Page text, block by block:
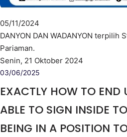
05/11/2024
DANYON DAN WADANYON terpilih
Pariaman.
Senin, 21 Oktober 2024
03/06/2025
EXACTLY HOW TO END
ABLE TO SIGN INSIDE
BEING IN A POSITION